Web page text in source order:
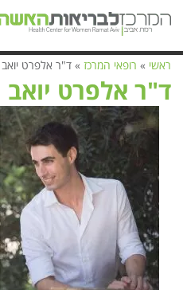
ראשי » רופאי המרכז » ד"ר אלפרט יואב
ד"ר אלפרט יואב